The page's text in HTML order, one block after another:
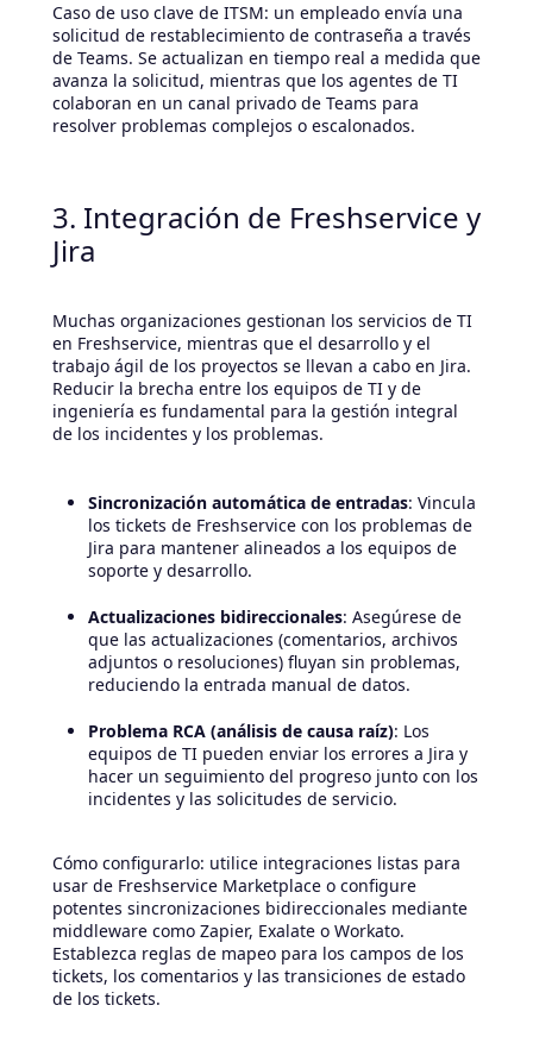
Caso de uso clave de ITSM: un empleado envía una
solicitud de restablecimiento de contraseña a través
de Teams. Se actualizan en tiempo real a medida que
avanza la solicitud, mientras que los agentes de TI
colaboran en un canal privado de Teams para
resolver problemas complejos o escalonados.
3. Integración de Freshservice y
Jira
Muchas organizaciones gestionan los servicios de TI
en Freshservice, mientras que el desarrollo y el
trabajo ágil de los proyectos se llevan a cabo en Jira.
Reducir la brecha entre los equipos de TI y de
ingeniería es fundamental para la gestión integral
de los incidentes y los problemas.
Sincronización automática de entradas: Vincula
los tickets de Freshservice con los problemas de
Jira para mantener alineados a los equipos de
soporte y desarrollo.
Actualizaciones bidireccionales: Asegúrese de
que las actualizaciones (comentarios, archivos
adjuntos o resoluciones) fluyan sin problemas,
reduciendo la entrada manual de datos.
Problema RCA (análisis de causa raíz): Los
equipos de TI pueden enviar los errores a Jira y
hacer un seguimiento del progreso junto con los
incidentes y las solicitudes de servicio.
Cómo configurarlo: utilice integraciones listas para
usar de Freshservice Marketplace o configure
potentes sincronizaciones bidireccionales mediante
middleware como Zapier, Exalate o Workato.
Establezca reglas de mapeo para los campos de los
tickets, los comentarios y las transiciones de estado
de los tickets.